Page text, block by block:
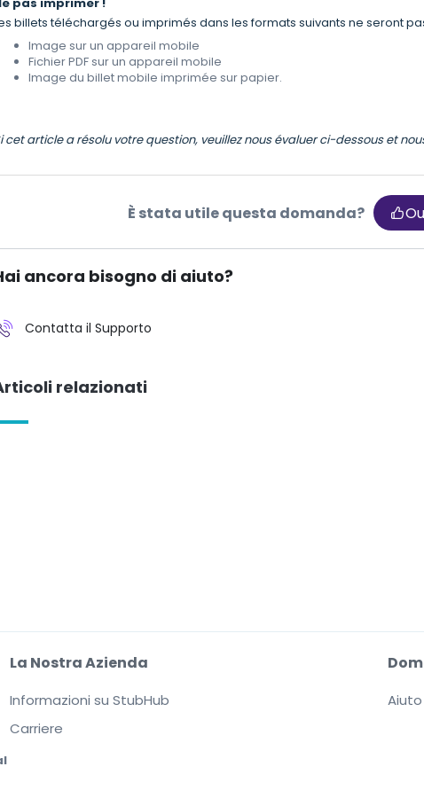
pas imprimer !
billets téléchargés ou imprimés dans les formats suivants ne seront
Image sur un appareil mobile
Fichier PDF sur un appareil mobile
Image du billet mobile imprimée sur papier.
cet article a résolu votre question, veuillez nous évaluer ci-dessous et
È stata utile questa domanda?
ancora bisogno di aiuto?
Contatta il Supporto
relazionati
La Nostra Azienda
Informazioni su StubHub
Carriere